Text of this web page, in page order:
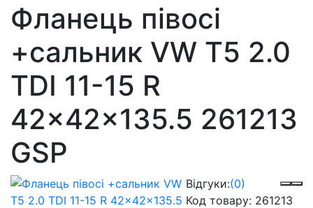
Фланець півосі
+сальник VW T5 2.0
TDI 11-15 R
42x42x135.5 261213
GSP
Відгуки:(0)
Код товару: 261213